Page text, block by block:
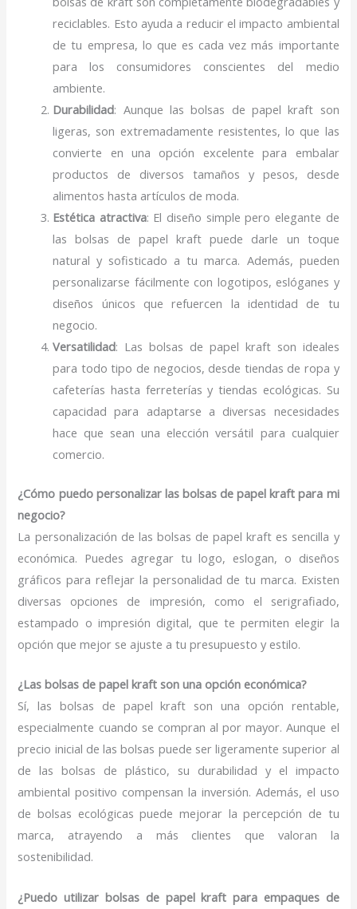
reciclables. Esto ayuda a reducir el impacto ambiental
de tu empresa, lo que es cada vez más importante
para los consumidores conscientes del medio
ambiente.
Durabilidad: Aunque las bolsas de papel kraft son
ligeras, son extremadamente resistentes, lo que las
convierte en una opción excelente para embalar
productos de diversos tamaños y pesos, desde
alimentos hasta artículos de moda.
Estética atractiva: El diseño simple pero elegante de
las bolsas de papel kraft puede darle un toque
natural y sofisticado a tu marca. Además, pueden
personalizarse fácilmente con logotipos, eslóganes y
diseños únicos que refuercen la identidad de tu
negocio.
Versatilidad: Las bolsas de papel kraft son ideales
para todo tipo de negocios, desde tiendas de ropa y
cafeterías hasta ferreterías y tiendas ecológicas. Su
capacidad para adaptarse a diversas necesidades
hace que sean una elección versátil para cualquier
comercio.
¿Cómo puedo personalizar las bolsas de papel kraft para mi
negocio?
La personalización de las bolsas de papel kraft es sencilla y
económica. Puedes agregar tu logo, eslogan, o diseños
gráficos para reflejar la personalidad de tu marca. Existen
diversas opciones de impresión, como el serigrafiado,
estampado o impresión digital, que te permiten elegir la
opción que mejor se ajuste a tu presupuesto y estilo.
¿Las bolsas de papel kraft son una opción económica?
Sí, las bolsas de papel kraft son una opción rentable,
especialmente cuando se compran al por mayor. Aunque el
precio inicial de las bolsas puede ser ligeramente superior al
de las bolsas de plástico, su durabilidad y el impacto
ambiental positivo compensan la inversión. Además, el uso
de bolsas ecológicas puede mejorar la percepción de tu
marca, atrayendo a más clientes que valoran la
sostenibilidad.
¿Puedo utilizar bolsas de papel kraft para empaques de